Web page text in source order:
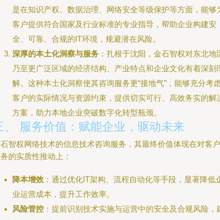
是在知识产权、数据治理、网络安全等级保护等方面，能够
客户提供符合国家及行业标准的专业指导，帮助企业构建安
全、可靠、合规的IT环境，规避潜在风险。
深厚的本土化洞察与服务 ：扎根于沈阳，金石智权对东北地
乃至更广泛区域的经济结构、产业特点和企业文化有着深刻
解。这种本土化洞察使其咨询服务更“接地气”，能够充分考
客户的实际情况与资源约束，提供切实可行、高效务实的解
方案，助力本地企业突破数字化转型瓶颈。
、 服务价值：赋能企业，驱动未来
智权网络技术的信息技术咨询服务，其最终价值体现在对客户
的实质性推动上：
降本增效 ：通过优化IT架构、流程自动化等手段，显著降低
业运营成本，提升工作效率。
风险管控 ：提前识别技术实施与运营中的安全及合规风险，